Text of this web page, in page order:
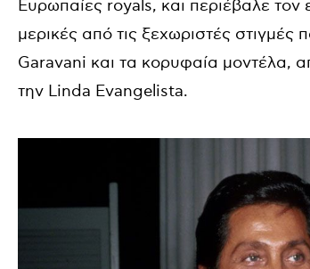
Ευρωπαίες royals, και περιέβαλε
μερικές από τις ξεχωριστές
Garavani και τα κορυφαία μοντέλα,
την Linda Evangelista.